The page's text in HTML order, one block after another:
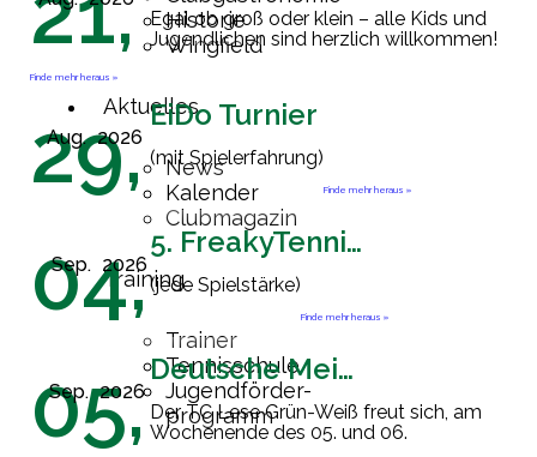
Historie
Wingfield
Aktuelles
News
Kalender
Clubmagazin
Training
Trainer
Tennisschule
Jugendförder-
programm
Egal ob groß oder klein – alle Kids und
Jugendlichen sind herzlich willkommen!
Finde mehr heraus »
Aug.
29,
2026
EiDo Turnier
(mit Spielerfahrung)
Finde mehr heraus »
Sep.
04,
2026
5. FreakyTennisFriday
(jede Spielstärke)
Finde mehr heraus »
Sep.
05,
2026
Deutsche Meisterschaft Herren 60
Der TC Lese Grün-Weiß freut sich, am
Wochenende des 05. und 06.